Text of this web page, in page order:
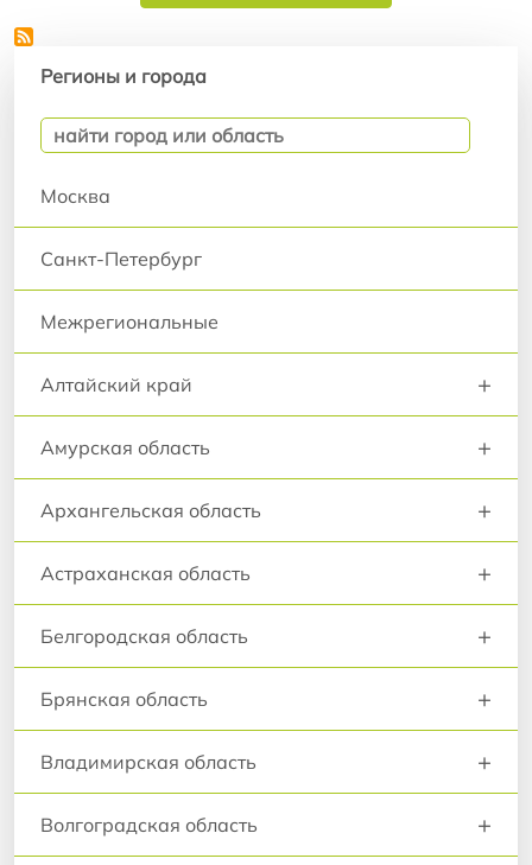
Регионы и города
Москва
Санкт-Петербург
Межрегиональные
Алтайский край +
Амурская область +
Архангельская область +
Астраханская область +
Белгородская область +
Брянская область +
Владимирская область +
Волгоградская область +